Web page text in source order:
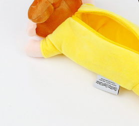
프 하세요!